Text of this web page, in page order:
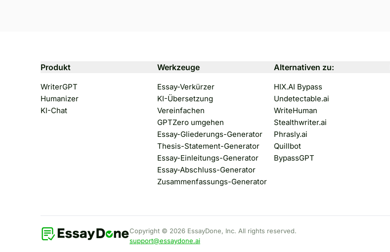
Produkt
WriterGPT
Humanizer
KI-Chat
Werkzeuge
Essay-Verkürzer
KI-Übersetzung
Vereinfachen
GPTZero umgehen
Essay-Gliederungs-Generator
Thesis-Statement-Generator
Essay-Einleitungs-Generator
Essay-Abschluss-Generator
Zusammenfassungs-Generator
Alternativen zu:
HIX.AI Bypass
Undetectable.ai
WriteHuman
Stealthwriter.ai
Phrasly.ai
Quillbot
BypassGPT
Copyright © 2026 EssayDone, Inc. All rights reserved.
support@essaydone.ai